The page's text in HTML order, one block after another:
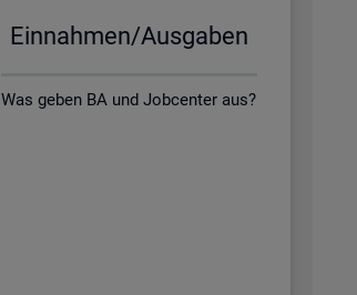
Ein­nah­men/Aus­ga­ben
Was geben BA und Jobcenter aus?